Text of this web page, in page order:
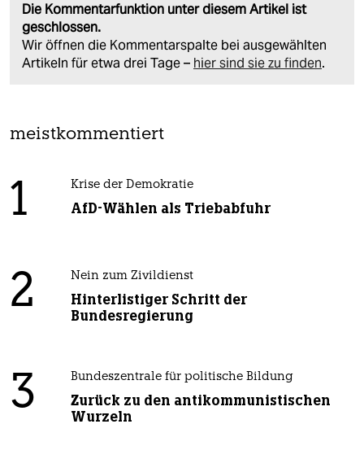
Die Kommentarfunktion unter diesem Artikel ist
geschlossen.
Wir öffnen die Kommentarspalte bei ausgewählten
Artikeln für etwa drei Tage – hier sind sie zu finden.
meistkommentiert
1 Krise der Demokratie
AfD-Wählen als Triebabfuhr
2 Nein zum Zivildienst
Hinterlistiger Schritt der
Bundesregierung
3 Bundeszentrale für politische Bildung
Zurück zu den antikommunistischen
Wurzeln